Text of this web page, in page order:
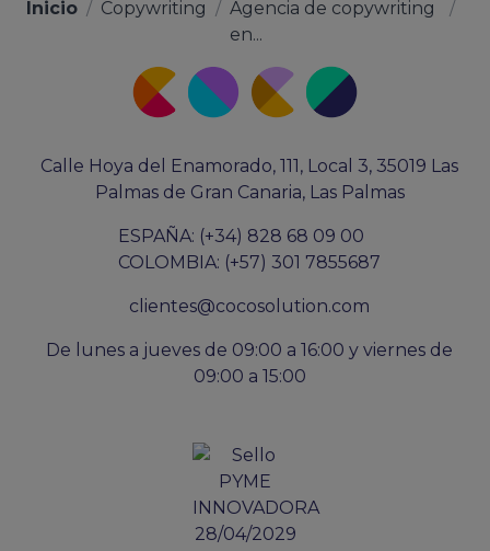
Inicio / Copywriting / Agencia de copywriting
en...
/
Calle Hoya del Enamorado, 111, Local 3, 35019 Las
Palmas de Gran Canaria, Las Palmas
ESPAÑA: (+34) 828 68 09 00
COLOMBIA: (+57) 301 7855687
clientes@cocosolution.com
De lunes a jueves de 09:00 a 16:00 y viernes de
09:00 a 15:00